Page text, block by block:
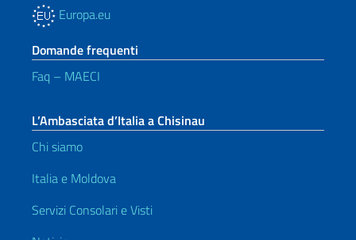
Europa.eu
Domande frequenti
Faq – MAECI
L’Ambasciata d’Italia a Chisinau
Chi siamo
Italia e Moldova
Servizi Consolari e Visti